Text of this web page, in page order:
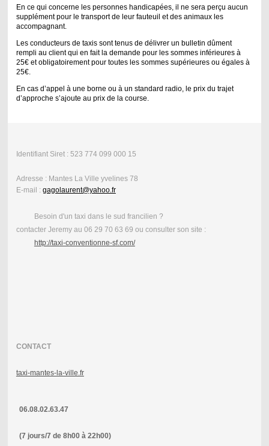
En ce qui concerne les personnes handicapées, il ne sera perçu aucun
supplément pour le transport de leur fauteuil et des animaux les
accompagnant.
Les conducteurs de taxis sont tenus de délivrer un bulletin dûment
rempli au client qui en fait la demande pour les sommes inférieures à
25€ et obligatoirement pour toutes les sommes supérieures ou égales à
25€.
En cas d’appel à une borne ou à un standard radio, le prix du trajet
d’approche s’ajoute au prix de la course.
Identifiant Siret : 523 774 099 000 15
Adresse : Mantes La Ville yvelines 78
E-mail : gagolaurent@yahoo.fr
Besoin d'un taxi dans le sud francilien ?
contacter Jeremy au 06 29 70 63 69 ou consulter son site :
http://taxi-conventionne-sf.com/
CONTACT
taxi-mantes-la-ville.fr
06.08.02.63.47
(7 jours/7 de 8h00 à 22h00)